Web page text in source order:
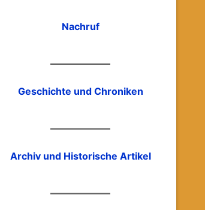
Nachruf
Geschichte und Chroniken
Archiv und Historische Artikel